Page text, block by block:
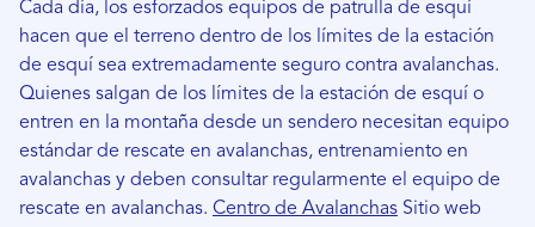
Cada día, los esforzados equipos de patrulla de esquí
hacen que el terreno dentro de los límites de la estación
de esquí sea extremadamente seguro contra avalanchas.
Quienes salgan de los límites de la estación de esquí o
entren en la montaña desde un sendero necesitan equipo
estándar de rescate en avalanchas, entrenamiento en
avalanchas y deben consultar regularmente el equipo de
rescate en avalanchas. Centro de Avalanchas Sitio web